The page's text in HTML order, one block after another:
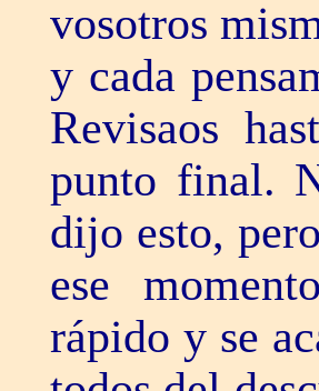
vosotros
y cada
Revisaos
punto final.
dijo esto,
ese
rápido y se